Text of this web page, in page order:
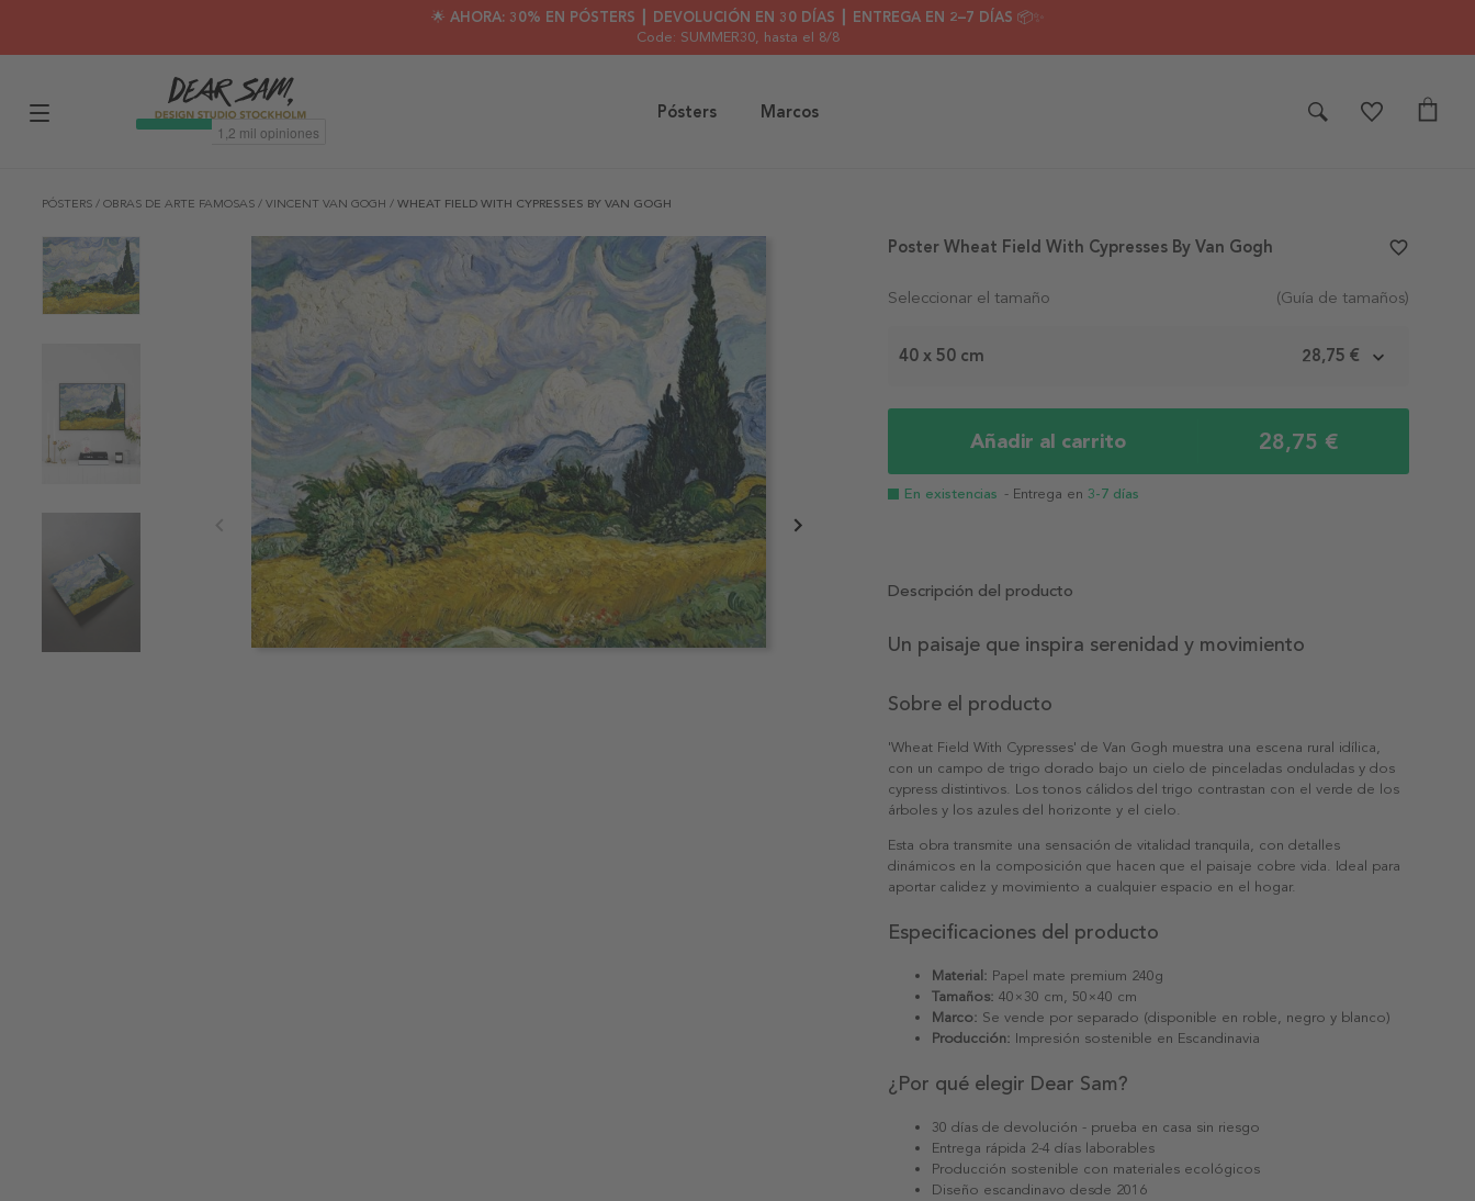
🌟 AHORA: 30% EN PÓSTERS ┃ DEVOLUCIÓN EN 30 DÍAS ┃ ENTREGA EN 2–7 DÍAS 📦✨
Code: SUMMER30, hasta el 8/8
Pósters Marcos
PÓSTERS / OBRAS DE ARTE FAMOSAS / VINCENT VAN GOGH / WHEAT FIELD WITH CYPRESSES BY VAN GOGH
Seleccionar el tamaño (Guía de tamaños)
40 x 50 cm 28,75 €
Añadir al carrito 28,75 €
En existencias - Entrega en 3-7 días
Poster Wheat Field With Cypresses By Van Gogh favorite_border
Descripción del producto
Un paisaje que inspira serenidad y movimiento
Sobre el producto
'Wheat Field With Cypresses' de Van Gogh muestra una escena rural idílica,
con un campo de trigo dorado bajo un cielo de pinceladas onduladas y dos
cypress distintivos. Los tonos cálidos del trigo contrastan con el verde de los
árboles y los azules del horizonte y el cielo.
Esta obra transmite una sensación de vitalidad tranquila, con detalles
dinámicos en la composición que hacen que el paisaje cobre vida. Ideal para
aportar calidez y movimiento a cualquier espacio en el hogar.
Especificaciones del producto
Material: Papel mate premium 240g
Tamaños: 40×30 cm, 50×40 cm
Marco: Se vende por separado (disponible en roble, negro y blanco)
Producción: Impresión sostenible en Escandinavia
¿Por qué elegir Dear Sam?
30 días de devolución - prueba en casa sin riesgo
Entrega rápida 2-4 días laborables
Producción sostenible con materiales ecológicos
Diseño escandinavo desde 2016